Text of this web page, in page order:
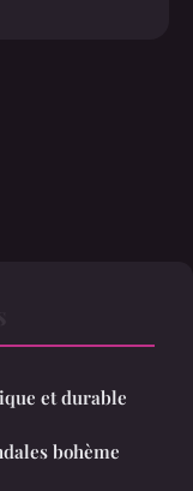
et durable
bohème